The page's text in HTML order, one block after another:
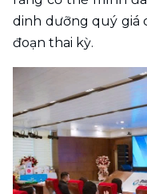
dinh dưỡng quý giá
đoạn thai kỳ.